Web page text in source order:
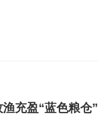
充盈“蓝色粮仓”